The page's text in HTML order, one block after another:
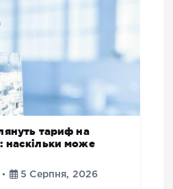
тариф на
наскільки може
5 Серпня, 2026